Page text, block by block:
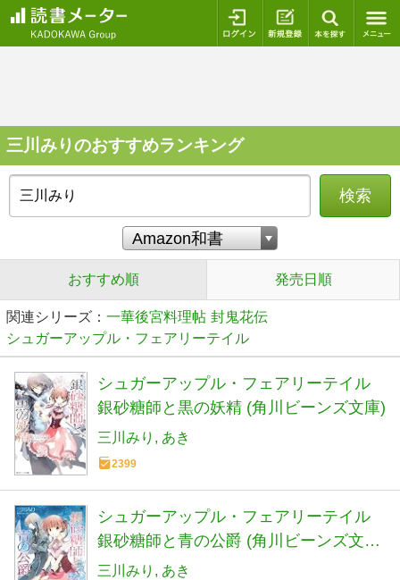
ログイン 新規登録
三川みりのおすすめランキング
検索
おすすめ順 発売日順
関連シリーズ： 一華後宮料理帖 封鬼花伝
シュガーアップル・フェアリーテイル
シュガーアップル・フェアリーテイル
銀砂糖師と黒の妖精 (角川ビーンズ文庫)
三川みり あき
2399
シュガーアップル・フェアリーテイル
銀砂糖師と青の公爵 (角川ビーンズ文庫
73-2)
三川みり あき